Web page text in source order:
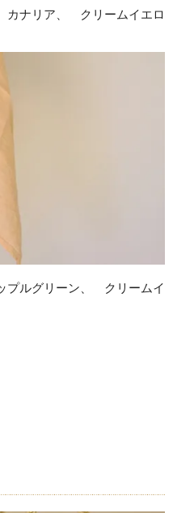
ナリア、 クリームイエロ
グリーン、 クリームイ